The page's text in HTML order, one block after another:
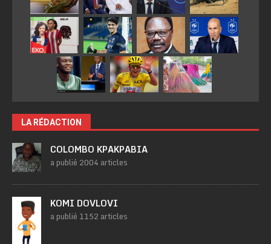
LA RÉDACTION
COLOMBO KPAKPABIA
a publié 2004 articles
KOMI DOVLOVI
a publié 1152 articles